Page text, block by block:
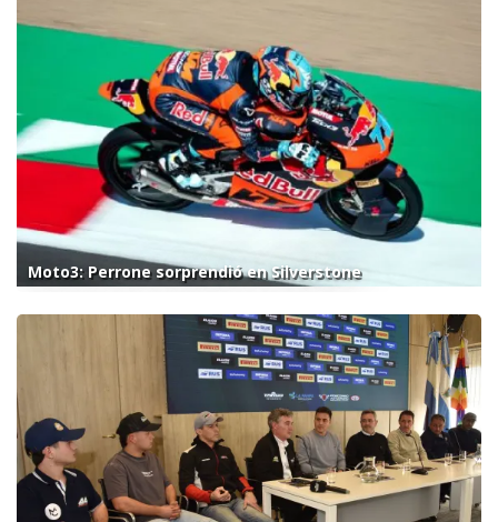
Moto3: Perrone sorprendió en Silverstone